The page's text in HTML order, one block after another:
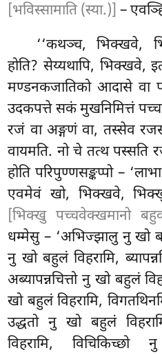
[भविस्सामाति (स्या.)] –
‘‘कथञ्च, भिक्खवे,
होति? सेय्यथापि, भिक्खवे,
मण्डनकजातिको आदासे वा
उदकपत्ते सकं मुखनिमित्तं
रजं वा अङ्गणं वा, तस्सेव
वायमति. नो चे तत्थ पस्सति
होति परिपुण्णसङ्कप्पो –
एवमेवं खो, भिक्खवे,
[भिक्खु पच्चवेक्खमानो
धम्मेसु – ‘अभिज्झालु नुखो
नु खो बहुलं विहरामि,
अब्यापन्नचित्तो नु खो बहुलं
खो बहुलं विहरामि,
उद्धतो नु खो बहुलं
विहरामि,